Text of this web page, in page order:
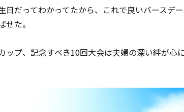
日だってわかってたから、これで良いバースデ
た。
ップ、記念すべき10回大会は夫婦の深い絆が心